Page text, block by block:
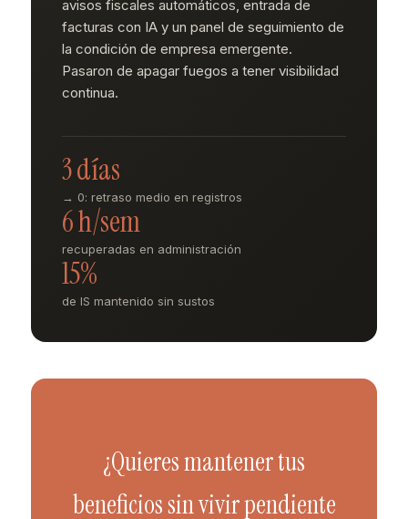
avisos fiscales automáticos, entrada de
facturas con IA y un panel de seguimiento de
la condición de empresa emergente.
Pasaron de apagar fuegos a tener visibilidad
continua.
3 días
→ 0: retraso medio en registros
6 h/sem
recuperadas en administración
15%
de IS mantenido sin sustos
¿Quieres mantener tus
beneficios sin vivir pendiente